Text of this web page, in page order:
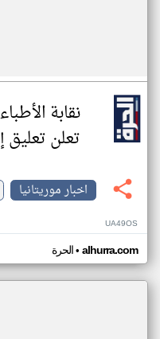
نقابة
تعلن تعليق
اخبار موريتانيا
UA49OS
الحرة• alhurra.com